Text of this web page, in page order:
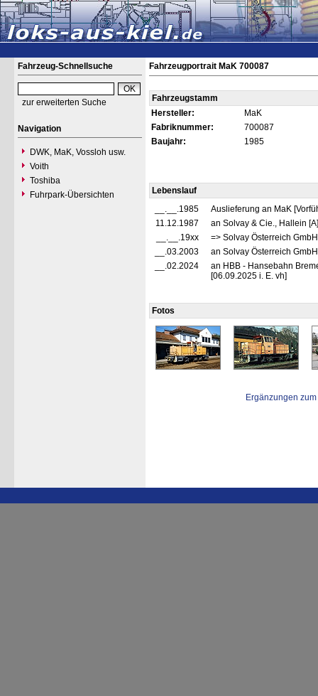
Fahrzeug-Schnellsuche
zur erweiterten Suche
Navigation
DWK, MaK, Vossloh usw.
Voith
Toshiba
Fuhrpark-Übersichten
Fahrzeugportrait MaK 700087
Fahrzeugstamm
Hersteller:
MaK
Fabriknummer:
700087
Baujahr:
1985
Lebenslauf
__.__.1985
Auslieferung an MaK
11.12.1987
an Solvay & Cie., Hallein
__.__.19xx
=> Solvay Österreich
__.03.2003
an Solvay Österreich
__.02.2024
an HBB - Hansebahn
[06.09.2025 i. E. vh]
Fotos
Ergänzungen